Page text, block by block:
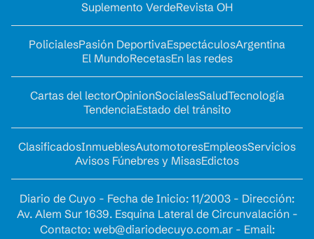
Suplemento VerdeRevista OH
PolicialesPasión DeportivaEspectáculosArgentina
El MundoRecetasEn las redes
Cartas del lectorOpinionSocialesSaludTecnología
TendenciaEstado del tránsito
ClasificadosInmueblesAutomotoresEmpleosServicios
Avisos Fúnebres y MisasEdictos
Diario de Cuyo - Fecha de Inicio: 11/2003 - Dirección:
Av. Alem Sur 1639. Esquina Lateral de Circunvalación -
Contacto: web@diariodecuyo.com.ar- Email: